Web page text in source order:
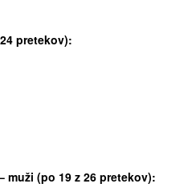
pretekov):
muži (po 19 z 26 pretekov):